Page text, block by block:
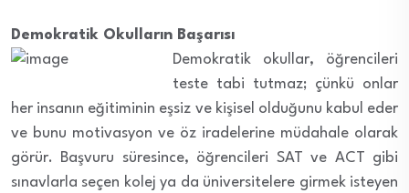
Demokratik Okulların Başarısı
Demokratik okullar, öğrencileri
teste tabi tutmaz; çünkü onlar
her insanın eğitiminin eşsiz ve kişisel olduğunu kabul eder
ve bunu motivasyon ve öz iradelerine müdahale olarak
görür. Başvuru süresince, öğrencileri SAT ve ACT gibi
sınavlarla seçen kolej ya da üniversitelere girmek isteyen